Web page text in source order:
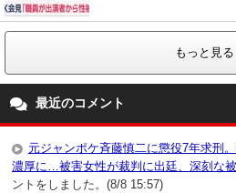
もっと見る
最近のコメント
元ジャンポケ斉藤慎二に懲役7年求刑
濃厚に…被害女性が裁判に出廷、深刻な
ントをしました。(8/8 15:57)